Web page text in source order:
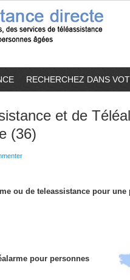
RECHERCHEZ DANS
et de
(36)
ou de teleassistance pour une
pour personnes